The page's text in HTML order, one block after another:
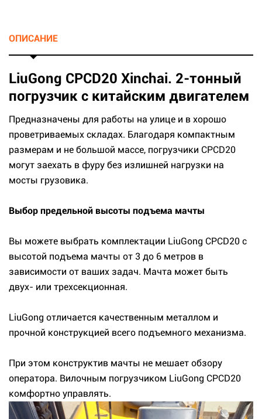
ОПИСАНИЕ
LiuGong CPCD20 Xinchai. 2-тонный
погрузчик с китайским двигателем
Предназначены для работы на улице и в хорошо
проветриваемых складах. Благодаря компактным
размерам и не большой массе, погрузчики CPCD20
могут заехать в фуру без излишней нагрузки на
мосты грузовика.
Выбор предельной высоты подъема мачты
Вы можете выбрать комплектации LiuGong CPCD20 с
высотой подъема мачты от 3 до 6 метров в
зависимости от ваших задач. Мачта может быть
двух- или трехсекционная.
LiuGong отличается качественным металлом и
прочной конструкцией всего подъемного механизма.
При этом конструктив мачты не мешает обзору
оператора. Вилочным погрузчиком LiuGong CPCD20
комфортно управлять.